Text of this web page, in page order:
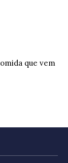
que vem